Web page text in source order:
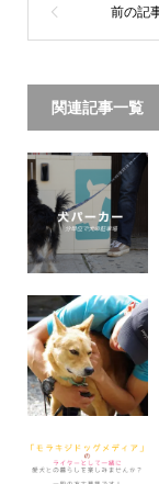
関連記事一覧